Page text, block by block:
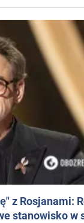
z Rosjanami:
stanowisko w